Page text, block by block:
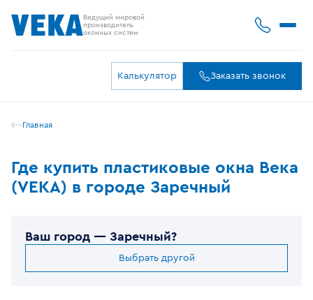
Ведущий мировой
производитель
оконных систем
Калькулятор Заказать звонок
Главная
Где купить пластиковые окна Века
(VEKA) в городе Заречный
Ваш город — Заречный?
Выбрать другой